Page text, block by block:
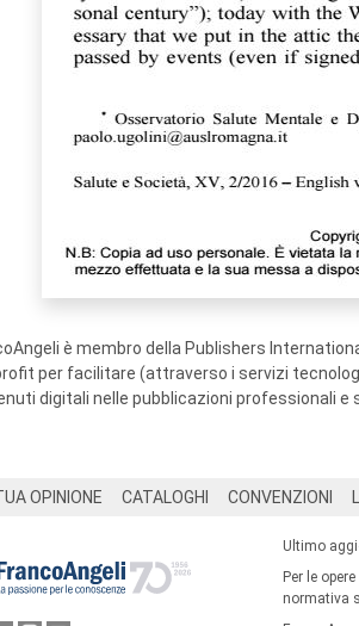
è membro della Publishers
per facilitare (attraverso i servizi
digitali nelle pubblicazioni professionali e
OPINIONE CATALOGHI CONVENZIONI
Ultimo
Per le
normativa